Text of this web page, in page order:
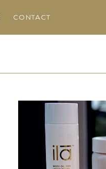
CONTACT